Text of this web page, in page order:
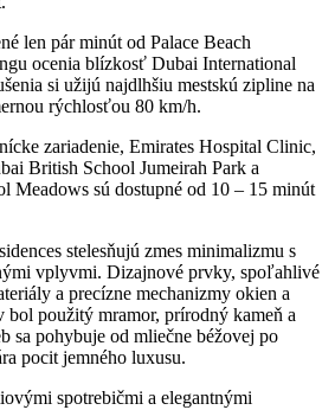
len pár minút od Palace Beach
ocenia blízkosť Dubai International
si užijú najdlhšiu mestskú zipline na
rýchlosťou 80 km/h.
zariadenie, Emirates Hospital Clinic,
British School Jumeirah Park a
Meadows sú dostupné od 10 – 15 minút
stelesňujú zmes minimalizmu s
vplyvmi. Dizajnové prvky, spoľahlivé
a precízne mechanizmy okien a
použitý mramor, prírodný kameň a
sa pohybuje od mliečne béžovej po
pocit jemného luxusu.
spotrebičmi a elegantnými